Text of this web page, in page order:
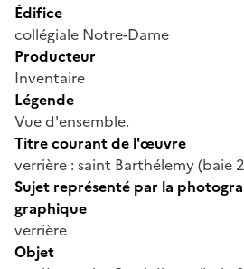
Édifice
collégiale Notre-Dame
Producteur
Inventaire
Légende
Vue d'ensemble.
Titre courant de l'œuvre
verrière : saint Barthélemy (baie
Sujet représenté par la
graphique
verrière
Objet